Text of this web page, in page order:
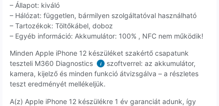
– Állapot: kiváló
– Hálózat: független, bármilyen szolgáltatóval használható
– Tartozékok: Töltőkábel, doboz
– Egyéb információ: Akkumulátor: 100% , NFC nem működik!
Minden Apple iPhone 12 készüléket szakértő csapatunk
teszteli M360 Diagnostics
i
szoftverrel: az akkumulátor,
kamera, kijelző és minden funkció átvizsgálva – a részletes
teszt eredményét mellékeljük.
A(z) Apple iPhone 12 készülékre 1 év garanciát adunk, így